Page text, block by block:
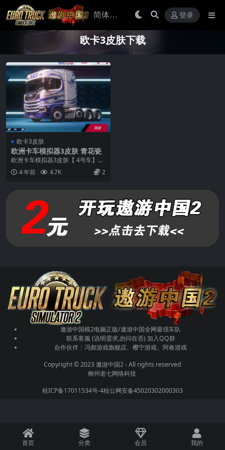
登录
欧卡3皮肤下载
欧卡3皮肤
欧洲卡车模拟器3皮肤 青花瓷
欧洲卡车模拟器3皮肤【 4号车】青
花瓷
4 年前 4.7K 2
遨游中国模2电脑正版/遨游中国全网最强车队
联系客服 (说明需求,勿问在否) 加入QQ群
合作伙伴： 冯彪游戏旗舰店、樱宁游戏、阿春游戏
Copyright © 2023遨游中国2- All rights reserved
柳州老七网络科技
桂ICP备17011534号-4桂公网安备45020302000303
首页 分类 会员 我的